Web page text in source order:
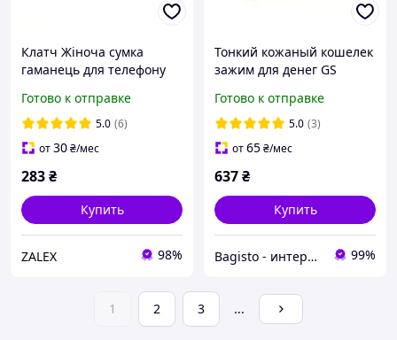
Клатч Жіноча сумка
гаманець для телефону
плече Baellerry Show You
Готово к отправке
5.0 (6)
от30₴/мес
283₴
Купить
ZALEX 98%
Тонкий кожаный кошелек
зажим для денег GS
Готово к отправке
5.0 (3)
от65₴/мес
637₴
Купить
Bagisto - интернет магазин аксессуаров 99%
1 2 3 ...